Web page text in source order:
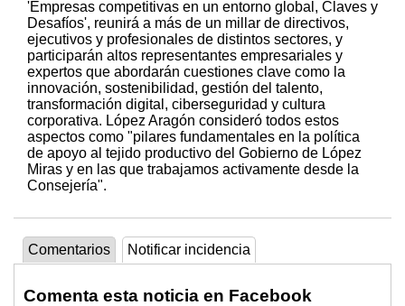
'Empresas competitivas en un entorno global, Claves y
Desafíos', reunirá a más de un millar de directivos,
ejecutivos y profesionales de distintos sectores, y
participarán altos representantes empresariales y
expertos que abordarán cuestiones clave como la
innovación, sostenibilidad, gestión del talento,
transformación digital, ciberseguridad y cultura
corporativa. López Aragón consideró todos estos
aspectos como "pilares fundamentales en la política
de apoyo al tejido productivo del Gobierno de López
Miras y en las que trabajamos activamente desde la
Consejería".
Comentarios Notificar incidencia
Comenta esta noticia en Facebook